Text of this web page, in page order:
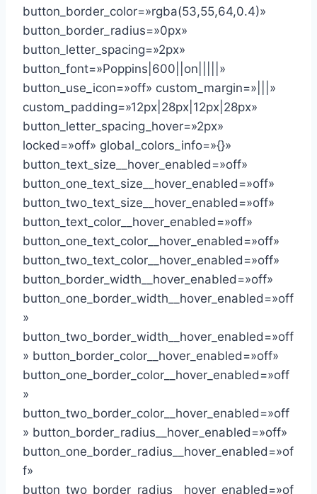
button_border_color=»rgba(53,55,64,0.4)»
button_border_radius=»0px»
button_letter_spacing=»2px»
button_font=»Poppins|600||on|||||»
button_use_icon=»off» custom_margin=»|||»
custom_padding=»12px|28px|12px|28px»
button_letter_spacing_hover=»2px»
locked=»off» global_colors_info=»{}»
button_text_size__hover_enabled=»off»
button_one_text_size__hover_enabled=»off»
button_two_text_size__hover_enabled=»off»
button_text_color__hover_enabled=»off»
button_one_text_color__hover_enabled=»off»
button_two_text_color__hover_enabled=»off»
button_border_width__hover_enabled=»off»
button_one_border_width__hover_enabled=»off
»
button_two_border_width__hover_enabled=»off
» button_border_color__hover_enabled=»off»
button_one_border_color__hover_enabled=»off
»
button_two_border_color__hover_enabled=»off
» button_border_radius__hover_enabled=»off»
button_one_border_radius__hover_enabled=»of
f»
button_two_border_radius__hover_enabled=»of